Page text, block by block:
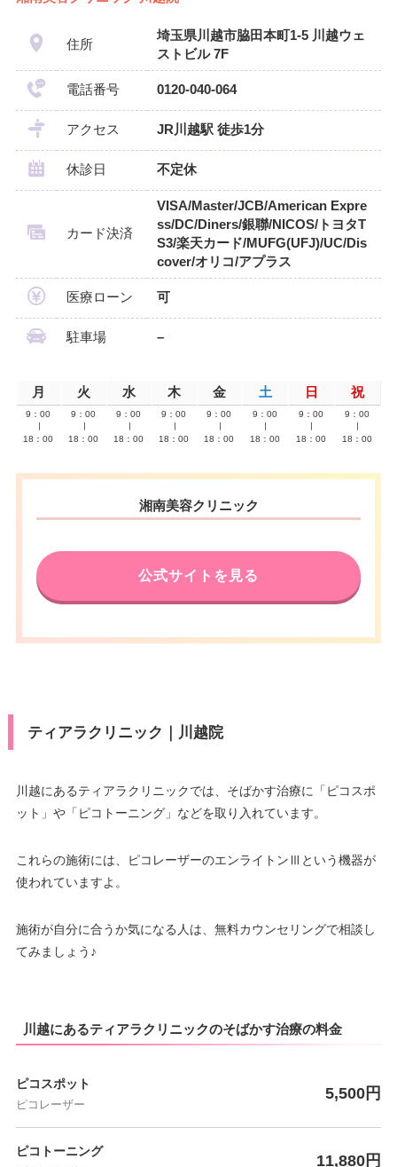
住所
埼玉県川越市脇田本町1-5 川越ウェ
ストビル 7F
電話番号 0120-040-064
アクセス JR川越駅 徒歩1分
休診日 不定休
カード決済
VISA/Master/JCB/American Expre
ss/DC/Diners/銀聯/NICOS/トヨタT
S3/楽天カード/MUFG(UFJ)/UC/Dis
cover/オリコ/アプラス
医療ローン 可
駐車場 –
月 火 水 木 金 土 日 祝
9：00
18：00
9：00
18：00
9：00
18：00
9：00
18：00
9：00
18：00
9：00
18：00
9：00
18：00
9：00
18：00
湘南美容クリニック
公式サイトを見る
ティアラクリニック｜川越院
川越にあるティアラクリニックでは、そばかす治療に「ピコスポ
ット」や「ピコトーニング」などを取り入れています。
これらの施術には、ピコレーザーのエンライトンⅢという機器が
使われていますよ。
施術が自分に合うか気になる人は、無料カウンセリングで相談し
てみましょう♪
川越にあるティアラクリニックのそばかす治療の料金
ピコスポット
ピコレーザー
5,500円
ピコトーニング
11,880円